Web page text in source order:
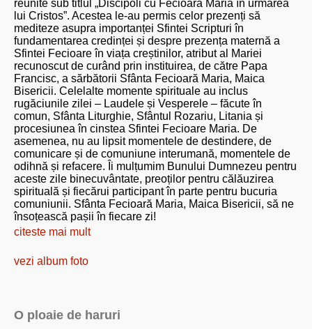
reunite sub titlul „Discipoli cu Fecioara Maria în urmarea
lui Cristos”. Acestea le-au permis celor prezenți să
mediteze asupra importanței Sfintei Scripturi în
fundamentarea credinței și despre prezența maternă a
Sfintei Fecioare în viața creștinilor, atribut al Mariei
recunoscut de curând prin instituirea, de către Papa
Francisc, a sărbătorii Sfânta Fecioară Maria, Maica
Bisericii. Celelalte momente spirituale au inclus
rugăciunile zilei – Laudele și Vesperele – făcute în
comun, Sfânta Liturghie, Sfântul Rozariu, Litania și
procesiunea în cinstea Sfintei Fecioare Maria. De
asemenea, nu au lipsit momentele de destindere, de
comunicare și de comuniune interumană, momentele de
odihnă și refacere. Îi mulțumim Bunului Dumnezeu pentru
aceste zile binecuvântate, preoților pentru călăuzirea
spirituală și fiecărui participant în parte pentru bucuria
comuniunii. Sfânta Fecioară Maria, Maica Bisericii, să ne
însoțească pașii în fiecare zi!
citeste mai mult
vezi album foto
O ploaie de haruri